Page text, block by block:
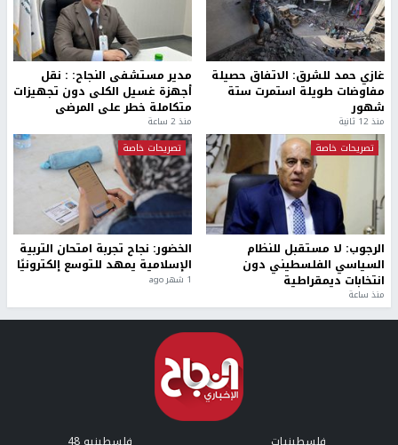
غازي حمد للشرق: الاتفاق حصيلة
مفاوضات طويلة استمرت ستة
شهور
منذ 12 ثانية
مدير مستشفى النجاح: : نقل
أجهزة غسيل الكلى دون تجهيزات
متكاملة خطر على المرضى
منذ 2 ساعة
تصريحات خاصة
الرجوب: لا مستقبل للنظام
السياسي الفلسطيني دون
انتخابات ديمقراطية
منذ ساعة
تصريحات خاصة
الخضور: نجاح تجربة امتحان التربية
الإسلامية يمهد للتوسع إلكترونيًا
1 شهر ago